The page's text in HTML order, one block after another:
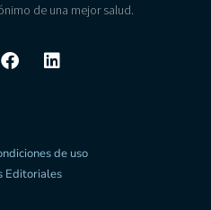
de una mejor salud.
de uso
Editoriales